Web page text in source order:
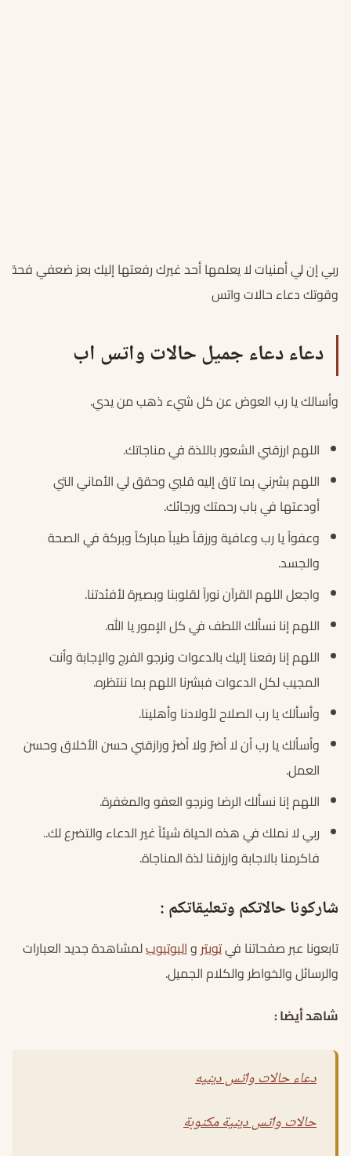
ربي إن لي أمنيات لا يعلمها أحد غيرك رفعتها إليك بعز ضعفي
وقوتك دعاء حالات واتس
دعاء دعاء جميل حالات واتس اب
وأسالك يا رب العوض عن كل شيء ذهب من يدي.
اللهم ارزقني الشعور باللذة في مناجاتك.
اللهم بشرني بما تاق إليه قلبي وحقق لي الأماني التي
أودعتها في باب رحمتك ورجائك.
وعفواً يا رب وعافية ورزقاً طيباً مباركاً وبركة في الصحة
والجسد.
واجعل اللهم القرآن نوراً لقلوبنا وبصيرة لأفئدتنا.
اللهم إنا نسألك اللطف في كل الإمور يا الله.
اللهم إنا رفعنا إليك بالدعوات ونرجو الفرج والإجابة وأنت
المجيب لكل الدعوات فبشرنا اللهم بما ننتظره.
وأسألك يا رب الصلاح لأولادنا وأهلينا.
وأسألك يا رب أن لا أضرّ ولا أضرْ ورازقني حسن الأخلاق وحسن
العمل.
اللهم إنا نسألك الرضا ونرجو العفو والمغفرة.
ربي لا نملك في هذه الحياة شيئاً غير الدعاء والتضرع لك..
فاكرمنا بالاجابة وارزقنا لذة المناجاة.
شاركونا حالاتكم وتعليقاتكم :
تابعونا عبر صفحاتنا فيتويترواليوتيوبلمشاهدة جديد العبارات
والرسائل والخواطر والكلام الجميل.
شاهد أيضا :
دعاء حالات واتس دينيه
حالات واتس دينية مكتوبة